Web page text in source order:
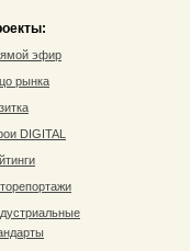
эфир
рынка
DIGITAL